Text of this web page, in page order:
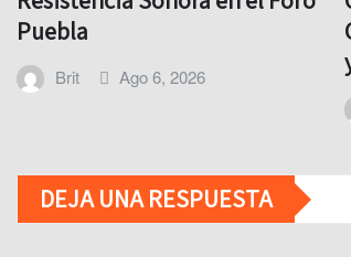
Puebla
Brit Ago 6, 2026
DEJA UNA RESPUESTA